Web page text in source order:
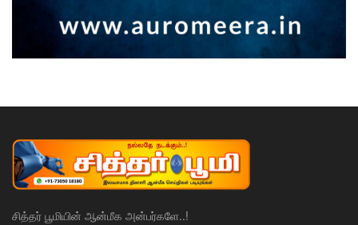
சித்தர் பூமியின் ஆன்மீக அன்பர்களே..!